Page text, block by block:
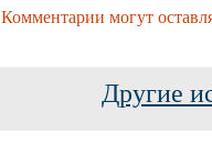
Комментарии могут
Другие